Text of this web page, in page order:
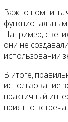
Важно помнить,
Например,
они не
использовании
В итоге,
использование
практичный
приятно